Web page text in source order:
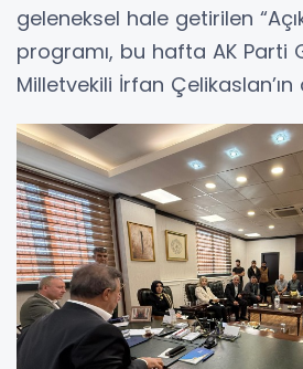
geleneksel hale getirilen
programı, bu hafta AK Parti
Milletvekili İrfan